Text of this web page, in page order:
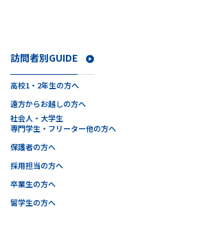
訪問者別GUIDE
高校1・2年生の方へ
遠方からお越しの方へ
社会人・大学生
専門学生・フリーター他の方へ
保護者の方へ
採用担当の方へ
卒業生の方へ
留学生の方へ